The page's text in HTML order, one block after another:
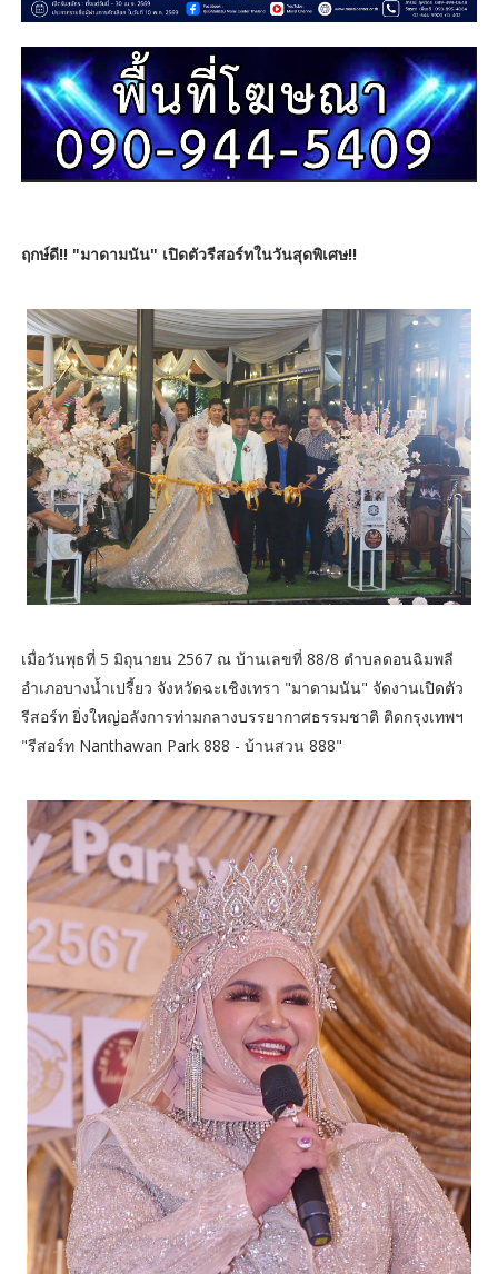
ฤกษ์ดี!! "มาดามนัน" เปิดตัวรีสอร์ทในวันสุดพิเศษ!!
เมื่อวันพุธที่ 5 มิถุนายน 2567 ณ บ้านเลขที่ 88/8 ตำบลดอนฉิมพลี
อำเภอบางน้ำเปรี้ยว จังหวัดฉะเชิงเทรา "มาดามนัน" จัดงานเปิดตัว
รีสอร์ท ยิ่งใหญ่อลังการท่ามกลางบรรยากาศธรรมชาติ ติดกรุงเทพฯ
"รีสอร์ท Nanthawan Park 888 - บ้านสวน 888"